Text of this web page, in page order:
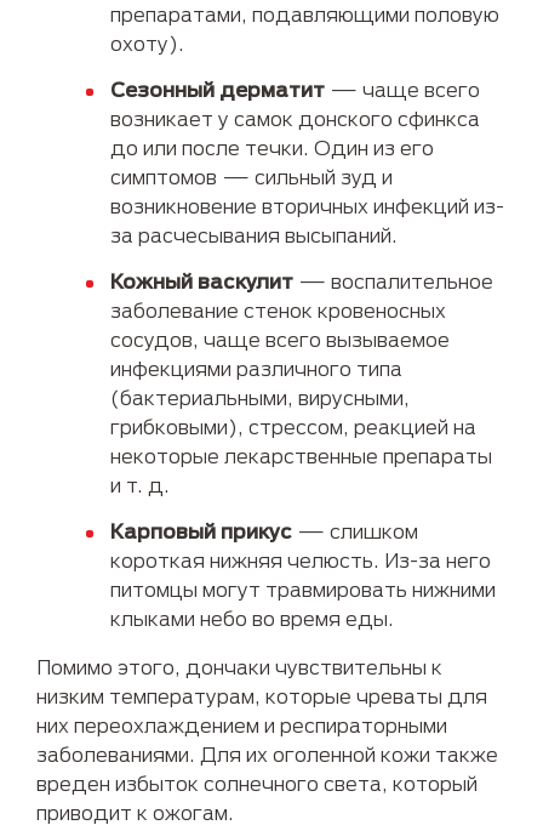
препаратами, подавляющими половую
охоту).
Сезонный дерматит — чаще всего
возникает у самок донского сфинкса
до или после течки. Один из его
симптомов — сильный зуд и
возникновение вторичных инфекций из-
за расчесывания высыпаний.
Кожный васкулит — воспалительное
заболевание стенок кровеносных
сосудов, чаще всего вызываемое
инфекциями различного типа
(бактериальными, вирусными,
грибковыми), стрессом, реакцией на
некоторые лекарственные препараты
и т. д.
Карповый прикус — слишком
короткая нижняя челюсть. Из-за него
питомцы могут травмировать нижними
клыками небо во время еды.
Помимо этого, дончаки чувствительны к
низким температурам, которые чреваты для
них переохлаждением и респираторными
заболеваниями. Для их оголенной кожи также
вреден избыток солнечного света, который
приводит к ожогам.